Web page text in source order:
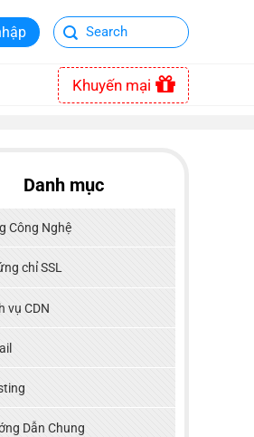
Khuyến mại
Danh mục
Công Nghệ
chỉ SSL
vụ CDN
Dẫn Chung